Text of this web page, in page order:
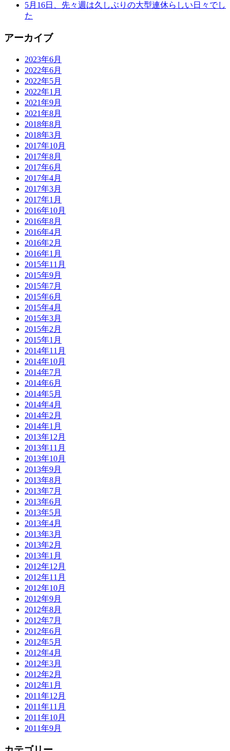
5月16日、先々週は久しぶりの大型連休らしい日々でし
た
アーカイブ
2023年6月
2022年6月
2022年5月
2022年1月
2021年9月
2021年8月
2018年8月
2018年3月
2017年10月
2017年8月
2017年6月
2017年4月
2017年3月
2017年1月
2016年10月
2016年8月
2016年4月
2016年2月
2016年1月
2015年11月
2015年9月
2015年7月
2015年6月
2015年4月
2015年3月
2015年2月
2015年1月
2014年11月
2014年10月
2014年7月
2014年6月
2014年5月
2014年4月
2014年2月
2014年1月
2013年12月
2013年11月
2013年10月
2013年9月
2013年8月
2013年7月
2013年6月
2013年5月
2013年4月
2013年3月
2013年2月
2013年1月
2012年12月
2012年11月
2012年10月
2012年9月
2012年8月
2012年7月
2012年6月
2012年5月
2012年4月
2012年3月
2012年2月
2012年1月
2011年12月
2011年11月
2011年10月
2011年9月